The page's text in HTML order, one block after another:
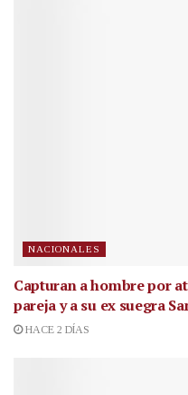
NACIONALES
Capturan a hombre por
pareja y a su ex suegra
HACE 2 DÍAS